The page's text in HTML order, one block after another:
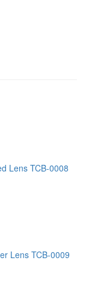
Lens TCB-0008
Lens TCB-0009